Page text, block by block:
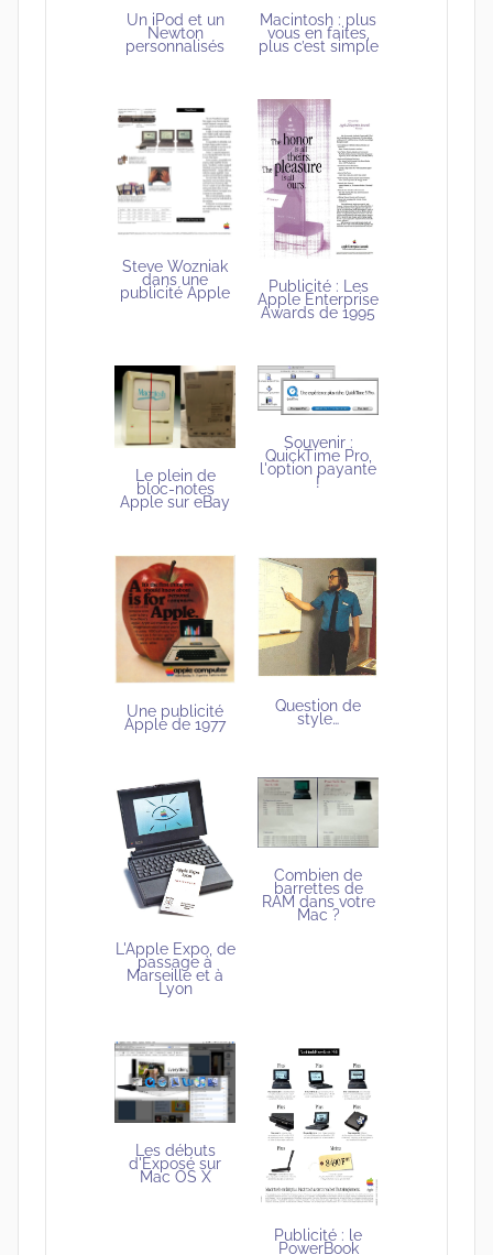
Un iPod et un
Newton
personnalisés
Macintosh : plus
vous en faites,
plus c’est simple
Steve Wozniak
dans une
publicité Apple Publicité : Les
Apple Enterprise
Awards de 1995
Le plein de
bloc-notes
Apple sur eBay
Souvenir :
QuickTime Pro,
l'option payante
!
Une publicité
Apple de 1977
Question de
style…
L'Apple Expo, de
passage à
Marseille et à
Lyon
Combien de
barrettes de
RAM dans votre
Mac ?
Les débuts
d'Exposé sur
Mac OS X
Publicité : le
PowerBook